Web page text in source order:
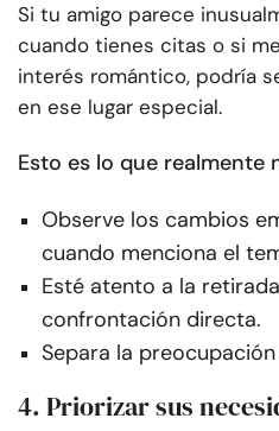
Si tu amigo parece
cuando tienes citas o si
interés romántico, podría
en ese lugar especial.
Esto es lo que realmente
Observe los cambios
cuando menciona el
Esté atento a la
confrontación directa.
Separa la
4. Priorizar sus